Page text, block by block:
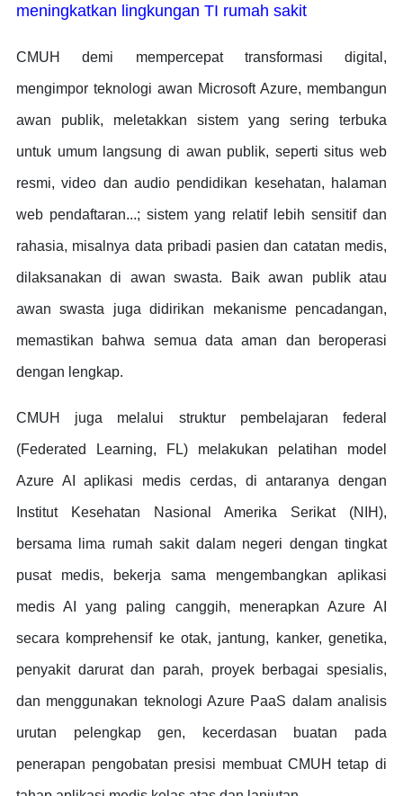
meningkatkan lingkungan TI rumah sakit
CMUH demi mempercepat transformasi digital,
mengimpor teknologi awan Microsoft Azure, membangun
awan publik, meletakkan sistem yang sering terbuka
untuk umum langsung di awan publik, seperti situs web
resmi, video dan audio pendidikan kesehatan, halaman
web pendaftaran...; sistem yang relatif lebih sensitif dan
rahasia, misalnya data pribadi pasien dan catatan medis,
dilaksanakan di awan swasta. Baik awan publik atau
awan swasta juga didirikan mekanisme pencadangan,
memastikan bahwa semua data aman dan beroperasi
dengan lengkap.
CMUH juga melalui struktur pembelajaran federal
(Federated Learning, FL) melakukan pelatihan model
Azure AI aplikasi medis cerdas, di antaranya dengan
Institut Kesehatan Nasional Amerika Serikat (NIH),
bersama lima rumah sakit dalam negeri dengan tingkat
pusat medis, bekerja sama mengembangkan aplikasi
medis AI yang paling canggih, menerapkan Azure AI
secara komprehensif ke otak, jantung, kanker, genetika,
penyakit darurat dan parah, proyek berbagai spesialis,
dan menggunakan teknologi Azure PaaS dalam analisis
urutan pelengkap gen, kecerdasan buatan pada
penerapan pengobatan presisi membuat CMUH tetap di